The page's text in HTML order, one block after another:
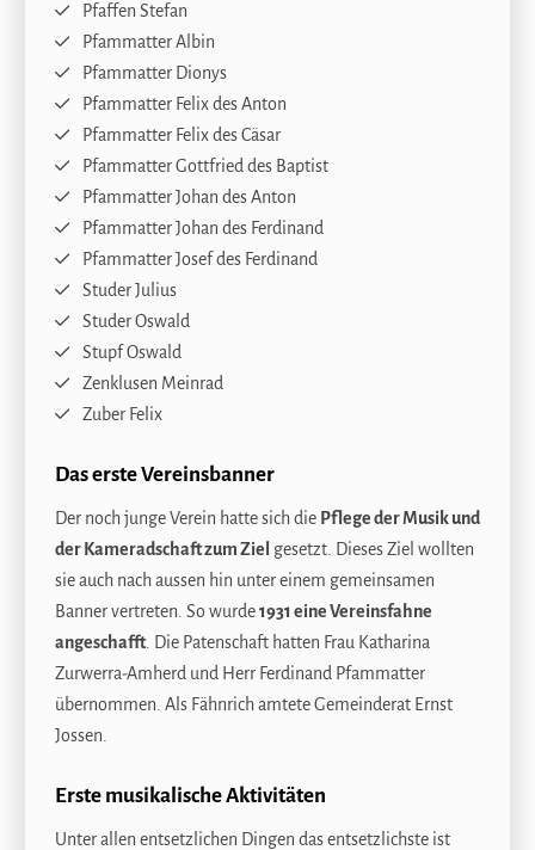
Pfaffen Stefan
Pfammatter Albin
Pfammatter Dionys
Pfammatter Felix des Anton
Pfammatter Felix des Cäsar
Pfammatter Gottfried des Baptist
Pfammatter Johan des Anton
Pfammatter Johan des Ferdinand
Pfammatter Josef des Ferdinand
Studer Julius
Studer Oswald
Stupf Oswald
Zenklusen Meinrad
Zuber Felix
Das erste Vereinsbanner
Der noch junge Verein hatte sich die Pflege der Musik und
der Kameradschaft zum Ziel gesetzt. Dieses Ziel wollten
sie auch nach aussen hin unter einem gemeinsamen
Banner vertreten. So wurde1931 eine Vereinsfahne
angeschafft. Die Patenschaft hatten Frau Katharina
Zurwerra-Amherd und Herr Ferdinand Pfammatter
übernommen. Als Fähnrich amtete Gemeinderat Ernst
Jossen.
Erste musikalische Aktivitäten
Unter allen entsetzlichen Dingen das entsetzlichste ist